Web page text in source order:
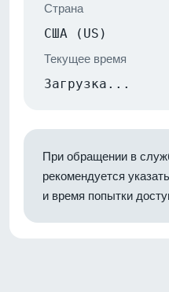
Страна
США (US)
Текущее время
Загрузка...
При обращении в
рекомендуется
и время попытки